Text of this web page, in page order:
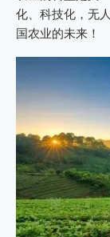
化、科技化，无
国农业的未来！